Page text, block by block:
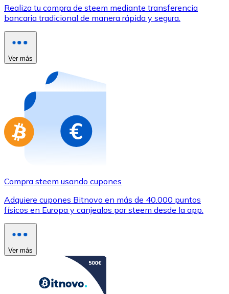
Utiliza tarjetas Visa y Mastercard para comprar
Comprar con tarjeta
Compra tarjetas regalo de tus marcas favoritas con
Ir a la tienda de tarjetas regalo
Realiza tu compra de steem mediante transferencia
bancaria tradicional de manera rápida y segura.
Ver más
Compra steem usando cupones
Adquiere cupones Bitnovo en más de 40.000 puntos
físicos en Europa y canjealos por steem desde la app.
Ver más